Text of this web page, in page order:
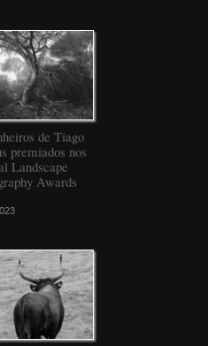
de Tiago
premiados nos
Landscape
Awards